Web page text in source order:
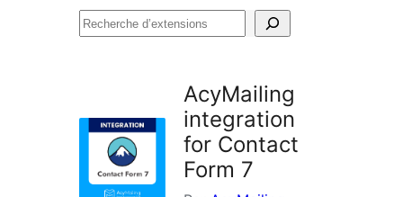
Recherche
AcyMailing
integration
for Contact
Form 7